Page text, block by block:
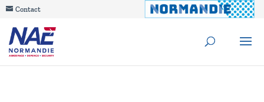
Contact